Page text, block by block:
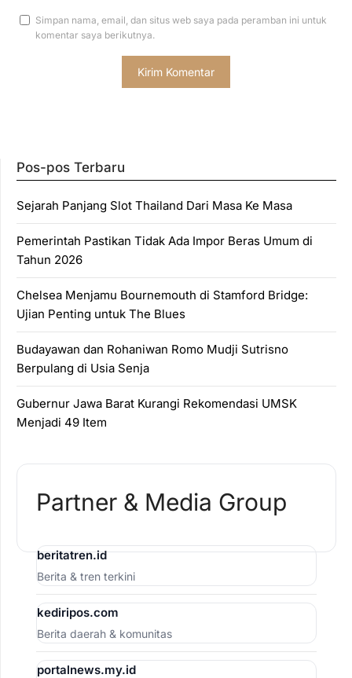
Simpan nama, email, dan situs web saya pada peramban ini untuk
komentar saya berikutnya.
Pos-pos Terbaru
Sejarah Panjang Slot Thailand Dari Masa Ke Masa
Pemerintah Pastikan Tidak Ada Impor Beras Umum di
Tahun 2026
Chelsea Menjamu Bournemouth di Stamford Bridge:
Ujian Penting untuk The Blues
Budayawan dan Rohaniwan Romo Mudji Sutrisno
Berpulang di Usia Senja
Gubernur Jawa Barat Kurangi Rekomendasi UMSK
Menjadi 49 Item
Partner & Media Group
beritatren.id
Berita & tren terkini
kediripos.com
Berita daerah & komunitas
portalnews.my.id